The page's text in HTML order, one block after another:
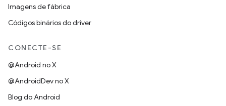
Imagens de fábrica
Códigos binários do driver
CONECTE-SE
@Android no X
@AndroidDev no X
Blog do Android